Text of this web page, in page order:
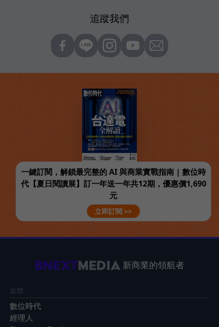
追蹤我們
一鍵訂閱，解鎖最完整的 AI 與商業實戰指南 | 數位時
代【夏日閱讀展】訂一年送一年共12期，優惠價1,690
元
立即訂閱 >>
新商業的領航者
媒體
數位時代
經理人